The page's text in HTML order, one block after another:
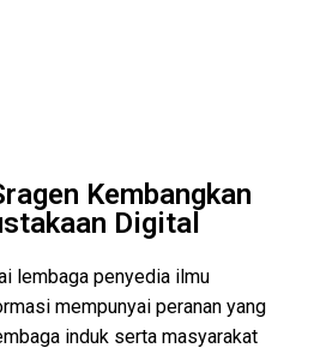
Kembangkan
Digital
lembaga penyedia ilmu
mempunyai peranan yang
induk serta masyarakat